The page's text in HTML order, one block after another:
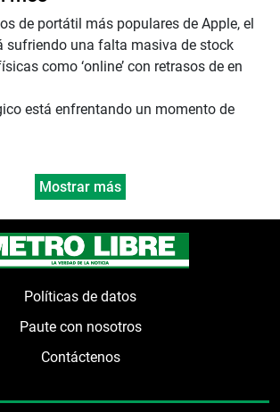
de portátil más populares de Apple, el
sufriendo una falta masiva de stock
como ‘online’ con retrasos de en
está enfrentando un momento de
Mostrar más
Políticas de datos
Paute con nosotros
Contáctenos